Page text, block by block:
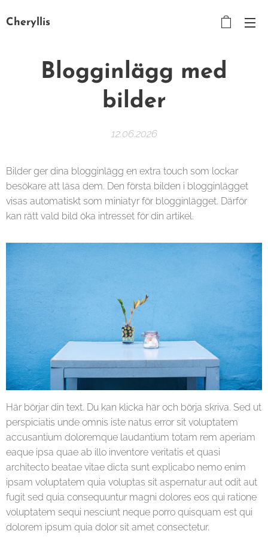
Cheryllis
Blogginlägg med
bilder
12.06.2026
Bilder ger dina blogginlägg en extra touch som lockar
besökare att läsa dem. Den första bilden i blogginlägget
visas automatiskt som miniatyr för blogginlägget. Därför
kan rätt vald bild öka intresset för din artikel.
Här börjar din text. Du kan klicka här och börja skriva. Sed ut
perspiciatis unde omnis iste natus error sit voluptatem
accusantium doloremque laudantium totam rem aperiam
eaque ipsa quae ab illo inventore veritatis et quasi
architecto beatae vitae dicta sunt explicabo nemo enim
ipsam voluptatem quia voluptas sit aspernatur aut odit aut
fugit sed quia consequuntur magni dolores eos qui ratione
voluptatem sequi nesciunt neque porro quisquam est qui
dolorem ipsum quia dolor sit amet consectetur.